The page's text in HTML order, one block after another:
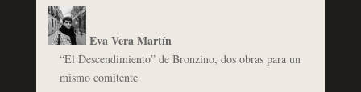
Eva Vera Martín
“El Descendimiento” de Bronzino, dos obras para un
mismo comitente